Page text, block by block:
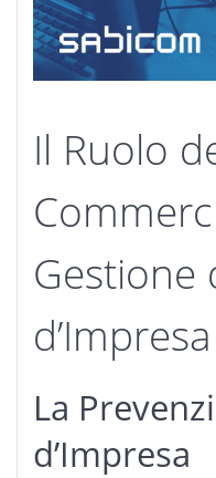
Il Ruolo
Gestione
d’Impresa
La
d’Impresa